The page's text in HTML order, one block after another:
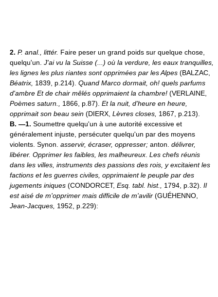
2. P. anal., littér. Faire peser un grand poids sur quelque chose,
quelqu'un. J'ai vu la Suisse (...) où la verdure, les eaux tranquilles,
les lignes les plus riantes sont opprimées par les Alpes (BALZAC,
Béatrix, 1839, p.214). Quand Marco dormait, oh! quels parfums
d'ambre Et de chair mêlés opprimaient la chambre! (VERLAINE,
Poèmes saturn., 1866, p.87). Et la nuit, d'heure en heure,
opprimait son beau sein (DIERX, Lèvres closes, 1867, p.213).
B. —1. Soumettre quelqu'un à une autorité excessive et
généralement injuste, persécuter quelqu'un par des moyens
violents. Synon. asservir, écraser, oppresser; anton. délivrer,
libérer. Opprimer les faibles, les malheureux Les chefs réunis
dans les villes, instruments des passions des rois, y excitaient les
factions et les guerres civiles, opprimaient le peuple par des
jugements iniques (CONDORCET, Esq. tabl. hist., 1794, p.32). Il
est aisé de m'opprimer mais difficile de m'avilir (GUÉHENNO,
Jean-Jacques, 1952, p.229):